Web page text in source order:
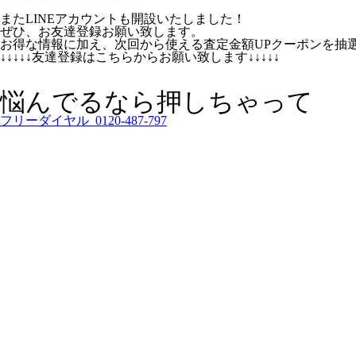
またLINEアカウントも開設いたしました！
ぜひ、お友達登録お願い致します。
お得な情報に加え、次回から使える査定金額UPクーポンを抽
↓↓↓↓↓友達登録はこちらからお願い致します↓↓↓↓↓
悩んでるなら押しちゃって
フリーダイヤル 0120-487-797